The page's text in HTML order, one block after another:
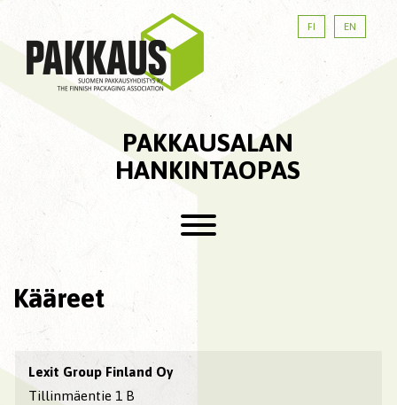
FI EN
PAKKAUSALAN
HANKINTAOPAS
Kääreet
Lexit Group Finland Oy
Tillinmäentie 1 B